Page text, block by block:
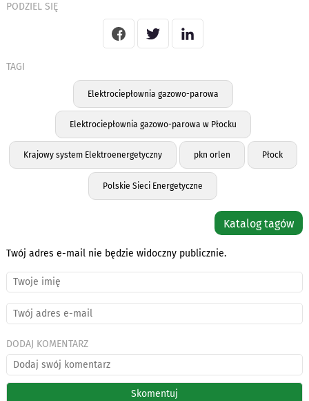
PODZIEL SIĘ
TAGI
Elektrociepłownia gazowo-parowa
Elektrociepłownia gazowo-parowa w Płocku
Krajowy system Elektroenergetyczny pkn orlen Płock
Polskie Sieci Energetyczne
Katalog tagów
Twój adres e-mail nie będzie widoczny publicznie.
DODAJ KOMENTARZ